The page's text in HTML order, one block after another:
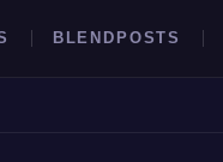
BLENDPOSTS